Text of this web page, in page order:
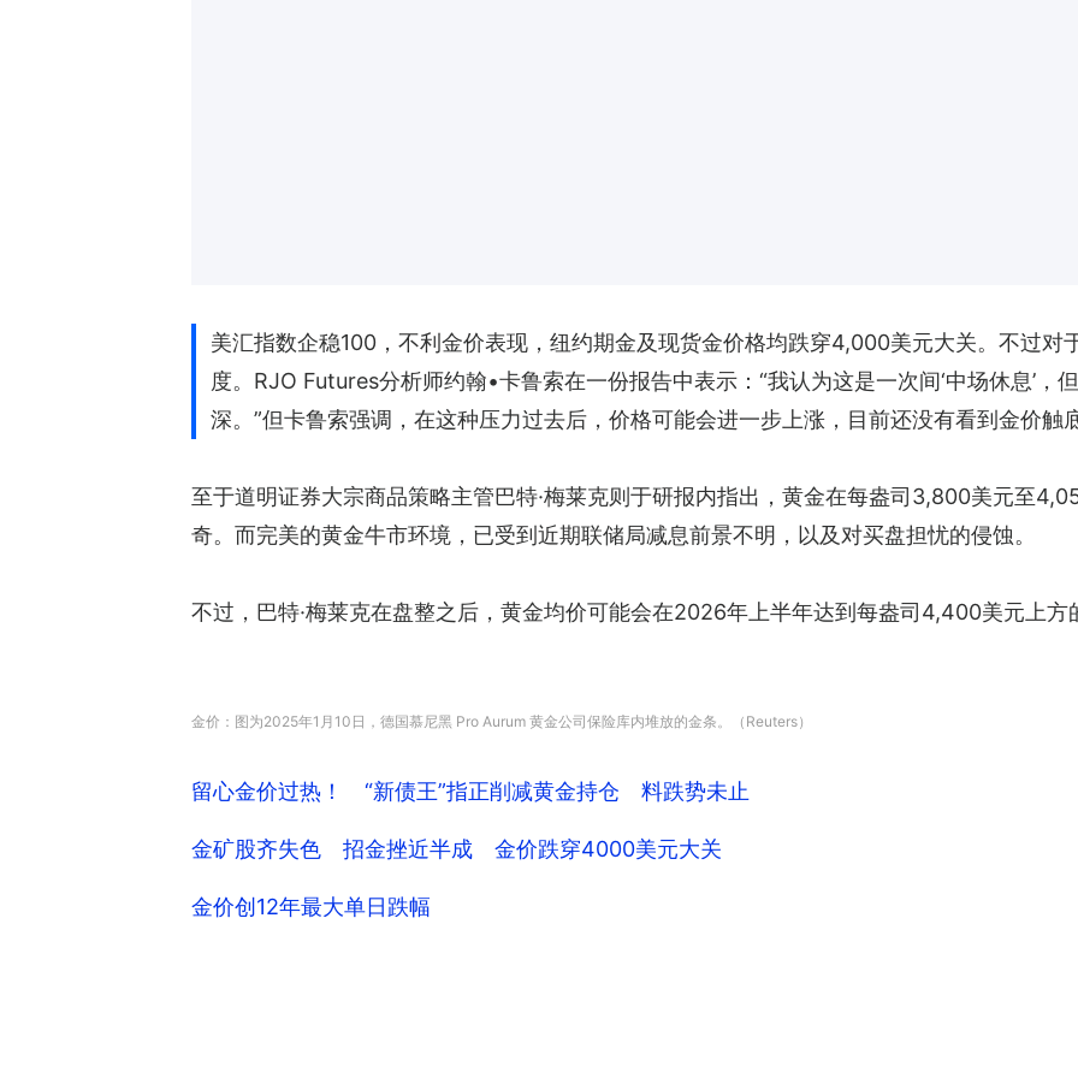
美汇指数企稳100，不利金价表现，纽约期金及现货金价格均跌穿4,000美元大关。不过对
度。RJO Futures分析师约翰•卡鲁索在一份报告中表示：“我认为这是一次间‘中场休息’，
深。”但卡鲁索强调，在这种压力过去后，价格可能会进一步上涨，目前还没有看到金价触底
至于道明证券大宗商品策略主管巴特·梅莱克则于研报内指出，黄金在每盎司3,800美元至
奇。而完美的黄金牛市环境，已受到近期联储局减息前景不明，以及对买盘担忧的侵蚀。
不过，巴特·梅莱克在盘整之后，黄金均价可能会在2026年上半年达到每盎司4,400美元上方
金价：图为2025年1月10日，德国慕尼黑 Pro Aurum 黄金公司保险库内堆放的金条。（Reuters）
留心金价过热！ “新债王”指正削减黄金持仓 料跌势未止
金矿股齐失色 招金挫近半成 金价跌穿4000美元大关
金价创12年最大单日跌幅